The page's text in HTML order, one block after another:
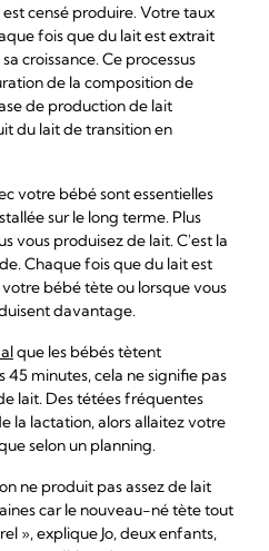
censé produire. Votre taux
fois que du lait est extrait
croissance. Ce processus
de la composition de
de production de lait
du lait de transition en
votre bébé sont essentielles
sur le long terme. Plus
vous produisez de lait. C'est la
Chaque fois que du lait est
bébé tète ou lorsque vous
davantage.
que les bébés tètent
45 minutes, cela ne signifie pas
lait. Des tétées fréquentes
la lactation, alors allaitez votre
selon un planning.
ne produit pas assez de lait
car le nouveau-né tète tout
», explique Jo, deux enfants,